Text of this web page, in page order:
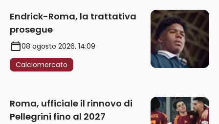
Endrick-Roma, la trattativa
prosegue
08 agosto 2026, 14:09
Calciomercato
Roma, ufficiale il rinnovo di
Pellegrini fino al 2027